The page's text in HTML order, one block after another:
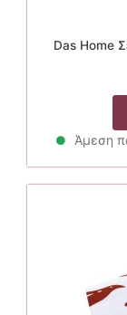
Das Home
Άμεση